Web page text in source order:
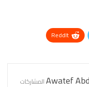
ReddIt
Awatef